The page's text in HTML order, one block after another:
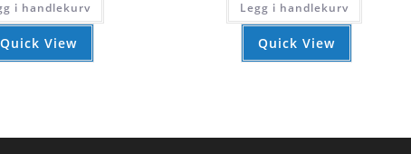
i handlekurv
Quick View
Legg i handlekurv
Quick View